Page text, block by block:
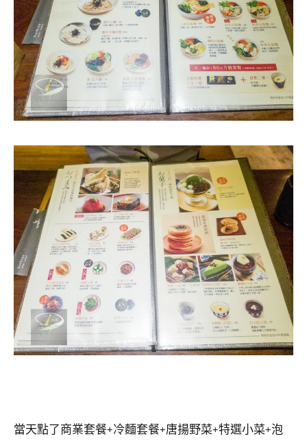
當天點了商業套餐+冷麵套餐+唐揚野菜+特選小菜+泡